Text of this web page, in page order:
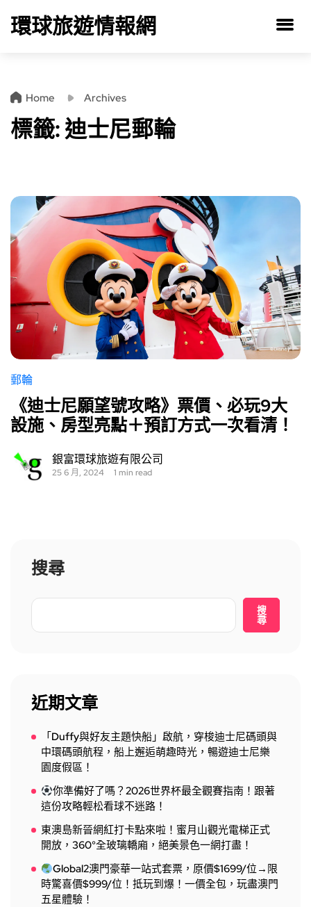
環球旅遊情報網
Home Archives
標籤:迪士尼郵輪
郵輪
《迪士尼願望號攻略》票價、必玩9大
設施、房型亮點＋預訂方式一次看清！
銀富環球旅遊有限公司
25 6 月, 2024 1 min read
搜尋
搜
尋
近期文章
「Duffy與好友主題快船」啟航，穿梭迪士尼碼頭與
中環碼頭航程，船上邂逅萌趣時光，暢遊迪士尼樂
園度假區！
你準備好了嗎？2026世界杯最全觀賽指南！跟著
這份攻略輕松看球不迷路！
東澳島新晉網紅打卡點來啦！蜜月山觀光電梯正式
開放，360°全玻璃轎廂，絕美景色一網打盡！
Global2澳門豪華一站式套票，原價$1699/位→限
時驚喜價$999/位！抵玩到爆！一價全包，玩盡澳門
五星體驗！